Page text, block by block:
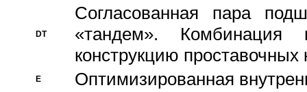
DT
Согласованная пара
«тандем».
конструкцию проставочных
E
Оптимизированная